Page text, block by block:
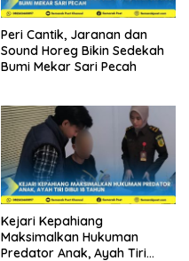
Peri Cantik, Jaranan dan
Sound Horeg Bikin Sedekah
Bumi Mekar Sari Pecah
Kejari Kepahiang
Maksimalkan Hukuman
Predator Anak, Ayah Tiri